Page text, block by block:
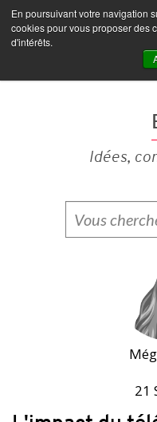
En poursuivant votre navigation
cookies pour vous proposer des
d'intérêts.
Idées,
21